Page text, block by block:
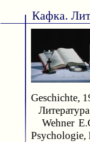
Кафка.
Geschichte,
Wehner
Psychologie,